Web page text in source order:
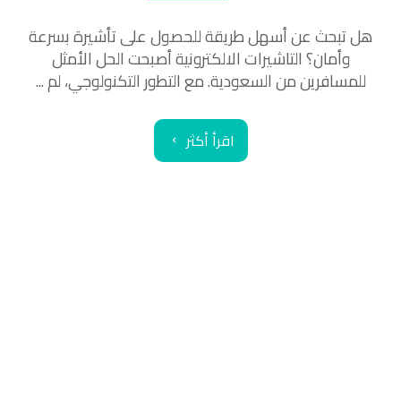
هل تبحث عن أسهل طريقة للحصول على تأشيرة بسرعة
وأمان؟ التاشيرات الالكترونية أصبحت الحل الأمثل
للمسافرين من السعودية. مع التطور التكنولوجي، لم ...
اقرأ أكثر